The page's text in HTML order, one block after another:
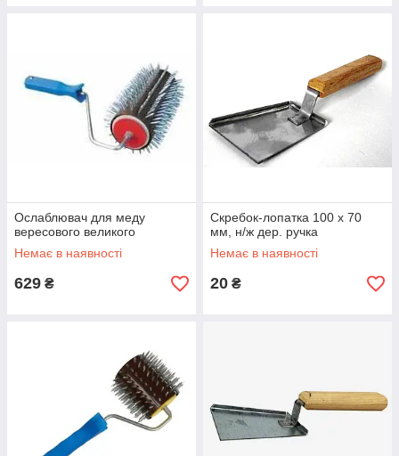
Ослаблювач для меду
вересового великого
Немає в наявності
629 ₴
Скребок-лопатка 100 х 70
мм, н/ж дер. ручка
Немає в наявності
20 ₴